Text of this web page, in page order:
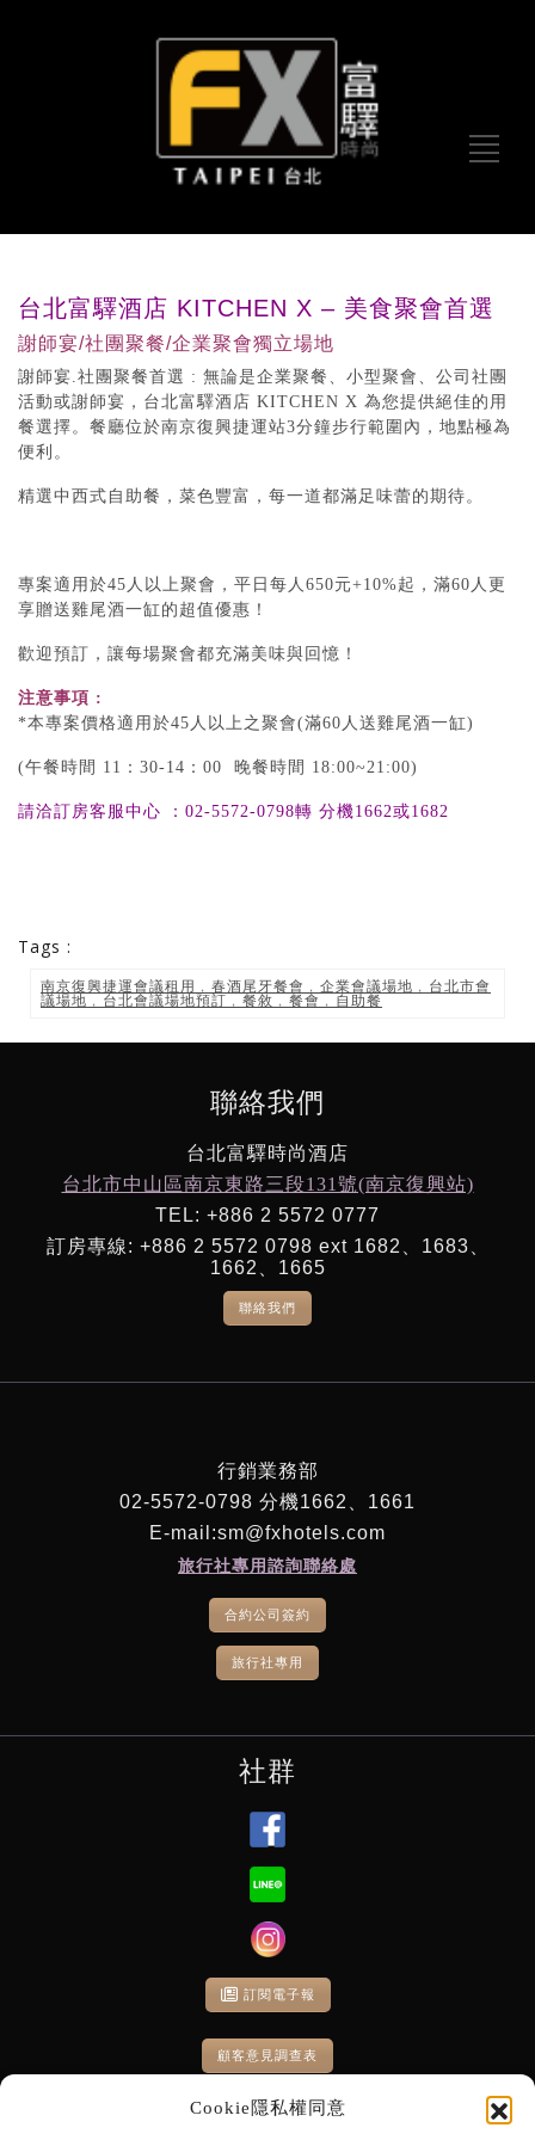
Cookie隱私權同意
台北富驛酒店 KITCHEN X – 美食聚會首選
謝師宴/社團聚餐/企業聚會獨立場地
謝師宴.社團聚餐首選 : 無論是企業聚餐、小型聚會、公司社團
活動或謝師宴，台北富驛酒店 KITCHEN X 為您提供絕佳的用
餐選擇。餐廳位於南京復興捷運站3分鐘步行範圍內，地點極為
便利。
精選中西式自助餐，菜色豐富，每一道都滿足味蕾的期待。
專案適用於45人以上聚會，平日每人650元+10%起，滿60人更
享贈送雞尾酒一缸的超值優惠！
歡迎預訂，讓每場聚會都充滿美味與回憶！
注意事項 :
*本專案價格適用於45人以上之聚會(滿60人送雞尾酒一缸)
(午餐時間 11：30-14：00 晚餐時間 18:00~21:00)
請洽訂房客服中心 ：02-5572-0798轉 分機1662或1682
Tags :
南京復興捷運會議租用﹐春酒尾牙餐會﹐企業會議場地﹐台北市會
議場地﹐台北會議場地預訂﹐餐敘﹐餐會﹐自助餐
聯絡我們
台北富驛時尚酒店
台北市中山區南京東路三段131號(南京復興站)
TEL: +886 2 5572 0777
訂房專線: +886 2 5572 0798 ext 1682、1683、
1662、1665
聯絡我們
行銷業務部
02-5572-0798 分機1662、1661
E-mail:sm@fxhotels.com
旅行社專用諮詢聯絡處
合約公司簽約
旅行社專用
社群
訂閱電子報
顧客意見調查表